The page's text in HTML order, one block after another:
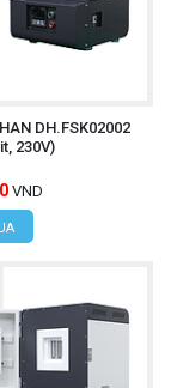
DH.FSK02002
230V)
VND